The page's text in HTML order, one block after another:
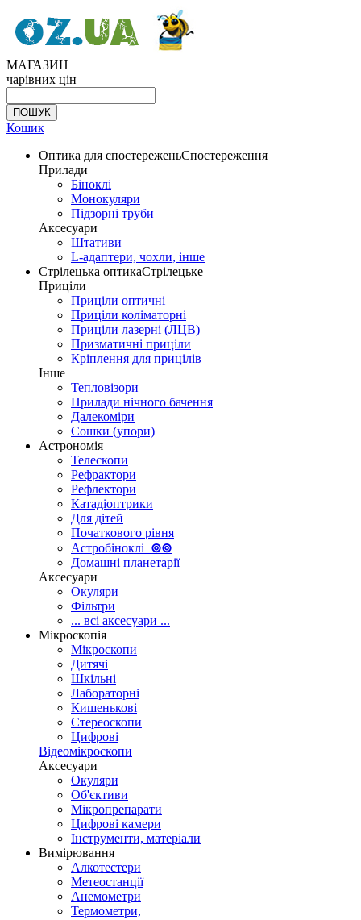
МАГАЗИН
чарівних цін
Кошик
Оптика для спостереженьСпостереження
Прилади
Біноклі
Монокуляри
Підзорні труби
Аксесуари
Штативи
L-адаптери, чохли, інше
Стрілецька оптикаСтрілецьке
Приціли
Приціли оптичні
Приціли коліматорні
Приціли лазерні (ЛЦВ)
Призматичні приціли
Кріплення для прицілів
Інше
Тепловізори
Прилади нічного бачення
Далекоміри
Сошки (упори)
Астрономія
Телескопи
Рефрактори
Рефлектори
Катадіоптрики
Для дітей
Початкового рівня
Астробіноклі ⊚⊚
Домашні планетарії
Аксесуари
Окуляри
Фільтри
... всі аксесуари ...
Мікроскопія
Мікроскопи
Дитячі
Шкільні
Лабораторні
Кишенькові
Стереоскопи
Цифрові
Відеомікроскопи
Аксесуари
Окуляри
Об'єктиви
Мікропрепарати
Цифрові камери
Інструменти, матеріали
Вимірювання
Алкотестери
Метеостанції
Анемометри
Термометри,